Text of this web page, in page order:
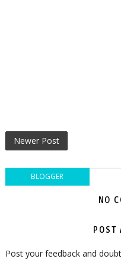
Newer Post
BLOGGER
NO
POST
Post your feedback and